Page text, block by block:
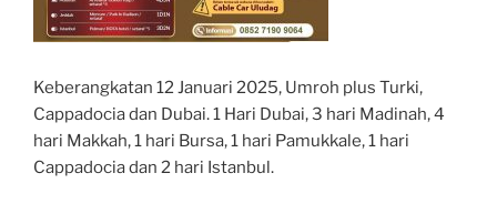
Keberangkatan 12 Januari 2025, Umroh plus Turki,
Cappadocia dan Dubai. 1 Hari Dubai, 3 hari Madinah, 4
hari Makkah, 1 hari Bursa, 1 hari Pamukkale, 1 hari
Cappadocia dan 2 hari Istanbul.